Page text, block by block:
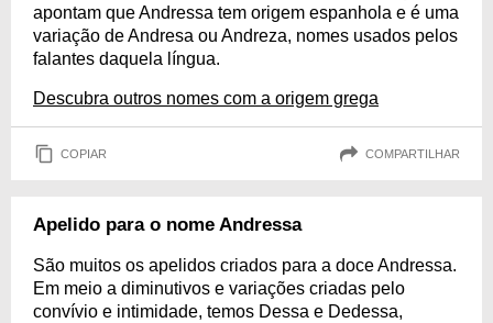
apontam que Andressa tem origem espanhola e é uma
variação de Andresa ou Andreza, nomes usados pelos
falantes daquela língua.
Descubra outros nomes com a origem grega
COPIAR COMPARTILHAR
Apelido para o nome Andressa
São muitos os apelidos criados para a doce Andressa.
Em meio a diminutivos e variações criadas pelo
convívio e intimidade, temos Dessa e Dedessa,